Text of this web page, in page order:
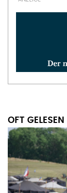
OFT GELESEN